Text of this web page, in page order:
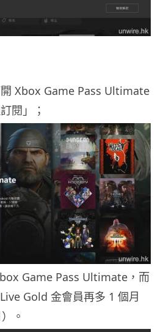
Xbox Game Pass Ultimate
閱」；
Game Pass Ultimate，而
Gold 金會員再多 1 個月
。